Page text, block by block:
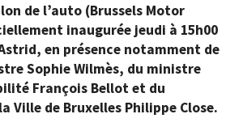
de l’auto (Brussels Motor
inaugurée jeudi à 15h00
en présence notamment de
Sophie Wilmès, du ministre
François Bellot et du
Ville de Bruxelles Philippe Close.